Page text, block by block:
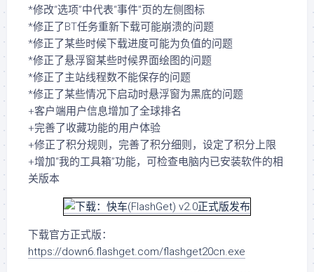
*修改“选项”中代表“事件"页的左侧图标
*修正了BT任务重新下载可能崩溃的问题
*修正了某些时候下载进度可能为负值的问题
*修正了悬浮窗某些时候界面绘图的问题
*修正了主站线程数不能保存的问题
*修正了某些情况下启动时悬浮窗为黑底的问题
+客户端用户信息增加了全球排名
+完善了收藏功能的用户体验
+修正了积分规则，完善了积分细则，设定了积分上限
+增加“我的工具箱”功能，可检查电脑内已安装软件的相
关版本
下载官方正式版：
https://down6.flashget.com/flashget20cn.exe